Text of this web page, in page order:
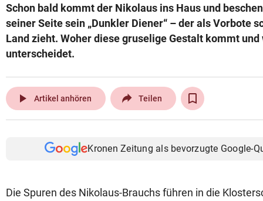
Schon bald kommt der Nikolaus ins Haus und
seiner Seite sein „Dunkler Diener“ – der als Vorbote
Land zieht. Woher diese gruselige Gestalt kommt
unterscheidet.
play_arrow Artikel anhören Teilen
Kronen Zeitung als bevorzugte Google-
Die Spuren des Nikolaus-Brauchs führen in die